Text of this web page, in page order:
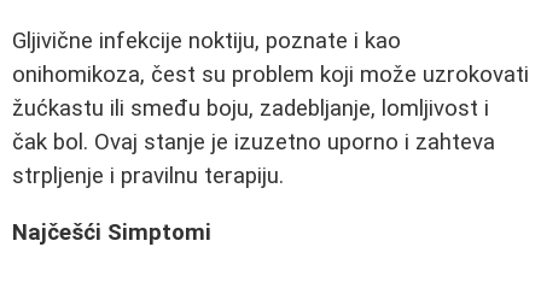
Gljivične infekcije noktiju, poznate i kao
onihomikoza, čest su problem koji može uzrokovati
žućkastu ili smeđu boju, zadebljanje, lomljivost i
čak bol. Ovaj stanje je izuzetno uporno i zahteva
strpljenje i pravilnu terapiju.
Najčešći Simptomi